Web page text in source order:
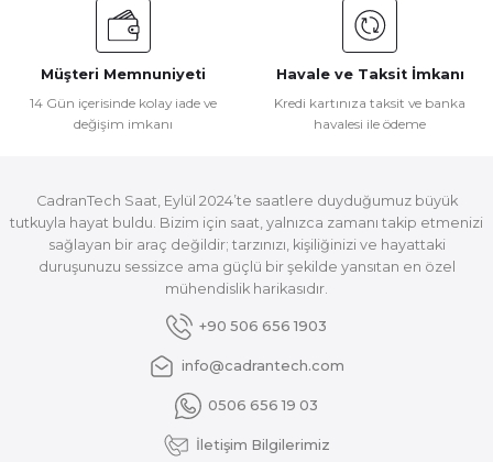
Müşteri Memnuniyeti
14 Gün içerisinde kolay iade ve
değişim imkanı
Havale ve Taksit İmkanı
Kredi kartınıza taksit ve banka
havalesi ile ödeme
CadranTech Saat, Eylül 2024’te saatlere duyduğumuz büyük
tutkuyla hayat buldu. Bizim için saat, yalnızca zamanı takip etmenizi
sağlayan bir araç değildir; tarzınızı, kişiliğinizi ve hayattaki
duruşunuzu sessizce ama güçlü bir şekilde yansıtan en özel
mühendislik harikasıdır.
+90 506 656 1903
info@cadrantech.com
0506 656 19 03
İletişim Bilgilerimiz